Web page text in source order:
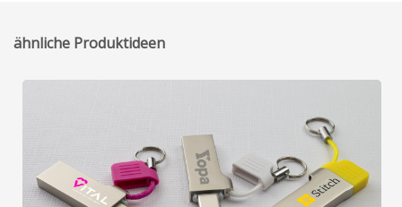
ähnliche Produktideen